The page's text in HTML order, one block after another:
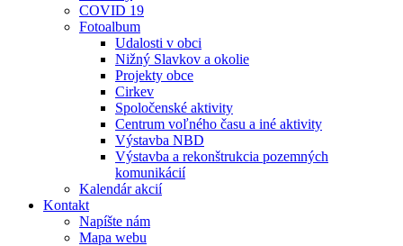
COVID 19
Fotoalbum
Udalosti v obci
Nižný Slavkov a okolie
Projekty obce
Cirkev
Spoločenské aktivity
Centrum voľného času a iné aktivity
Výstavba NBD
Výstavba a rekonštrukcia pozemných
komunikácií
Kalendár akcií
Kontakt
Napíšte nám
Mapa webu